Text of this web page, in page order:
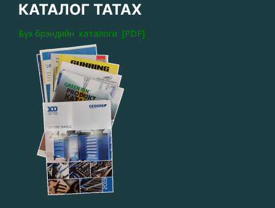
КАТАЛОГ ТАТАХ
Бүх брэндийн каталоги [PDF]